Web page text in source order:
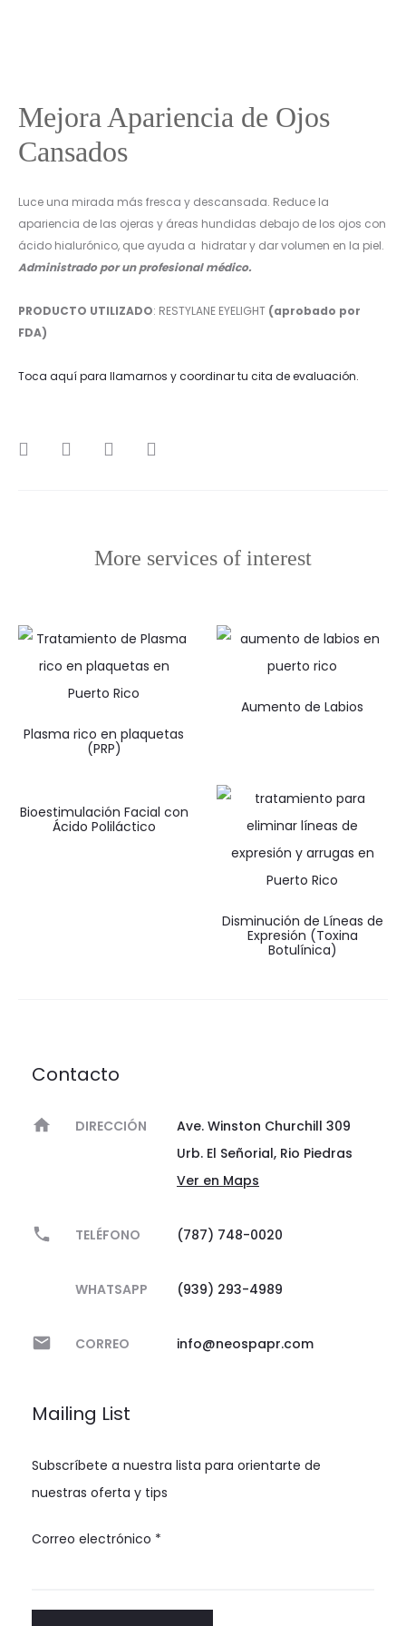
Mejora Apariencia de Ojos
Cansados
Luce una mirada más fresca y descansada. Reduce la
apariencia de las ojeras y áreas hundidas debajo de los ojos con
ácido hialurónico, que ayuda a hidratar y dar volumen en la piel.
Administrado por un profesional médico.
PRODUCTO UTILIZADO: RESTYLANE EYELIGHT (aprobado por
FDA)
Toca aquí para llamarnos y coordinar tu cita de evaluación.
SHARE
More services of interest
Plasma rico en plaquetas
(PRP)
Aumento de Labios
Bioestimulación Facial con
Ácido Poliláctico
Disminución de Líneas de
Expresión (Toxina
Botulínica)
Contacto
DIRECCIÓN
Ave. Winston Churchill 309
Urb. El Señorial, Rio Piedras
Ver en Maps
TELÉFONO (787) 748-0020
WHATSAPP (939) 293-4989
CORREO info@neospapr.com
Mailing List
Subscríbete a nuestra lista para orientarte de
nuestras oferta y tips
Correo electrónico *